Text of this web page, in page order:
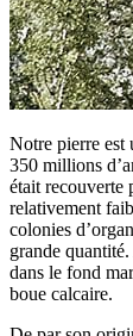
Notre pierre est
350 millions
était recouverte
relativement
colonies
grande
dans le fond
boue calcaire.